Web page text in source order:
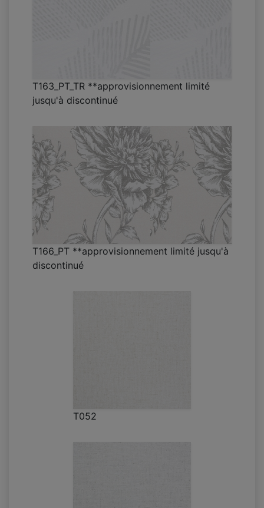
T163_PT_TR **approvisionnement limité
jusqu'à discontinué
T166_PT **approvisionnement limité jusqu'à
discontinué
T052